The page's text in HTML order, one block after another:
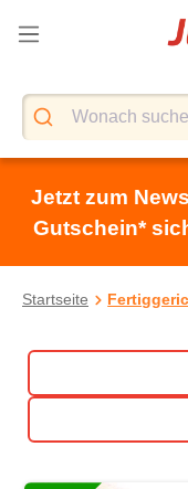
springen
Jetzt zum
Gutschein*
Startseite